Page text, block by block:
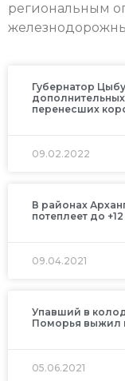
региональным
Губернатор
перенесших
09.02.2022
В районах
потеплеет до
09.04.2021
Упавший в
Поморья выжил
05.06.2021